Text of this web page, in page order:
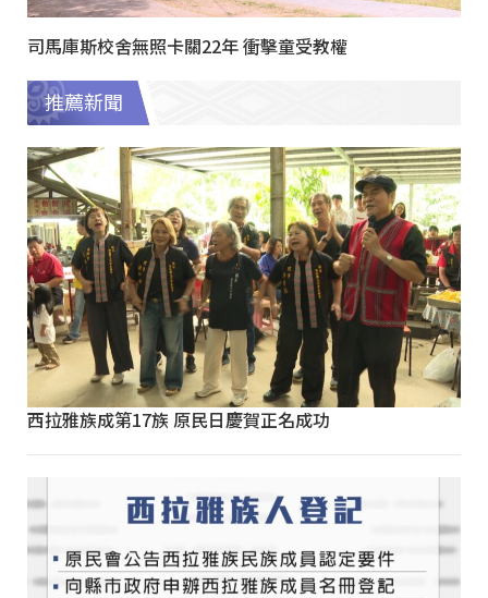
司馬庫斯校舍無照卡關22年 衝擊童受教權
推薦新聞
西拉雅族成第17族 原民日慶賀正名成功